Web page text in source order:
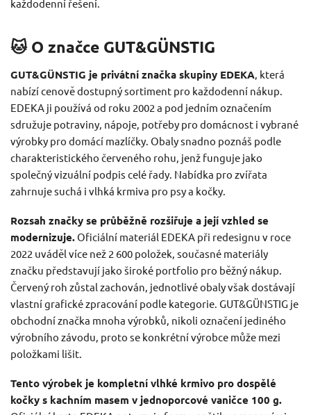
každodenní řešení.
🐱 O značce GUT&GÜNSTIG
GUT&GÜNSTIG je privátní značka skupiny EDEKA , která
nabízí cenově dostupný sortiment pro každodenní nákup.
EDEKA ji používá od roku 2002 a pod jedním označením
sdružuje potraviny, nápoje, potřeby pro domácnost i vybrané
výrobky pro domácí mazlíčky. Obaly snadno poznáš podle
charakteristického červeného rohu, jenž funguje jako
společný vizuální podpis celé řady. Nabídka pro zvířata
zahrnuje suchá i vlhká krmiva pro psy a kočky.
Rozsah značky se průběžně rozšiřuje a její vzhled se
modernizuje.Oficiální materiál EDEKA při redesignu v roce
2022 uváděl více než 2 600 položek, současné materiály
značku představují jako široké portfolio pro běžný nákup.
Červený roh zůstal zachován, jednotlivé obaly však dostávají
vlastní grafické zpracování podle kategorie. GUT&GÜNSTIG je
obchodní značka mnoha výrobků, nikoli označení jediného
výrobního závodu, proto se konkrétní výrobce může mezi
položkami lišit.
Tento výrobek je kompletní vlhké krmivo pro dospělé
kočky s kachním masem v jednoporcové vaničce 100 g.